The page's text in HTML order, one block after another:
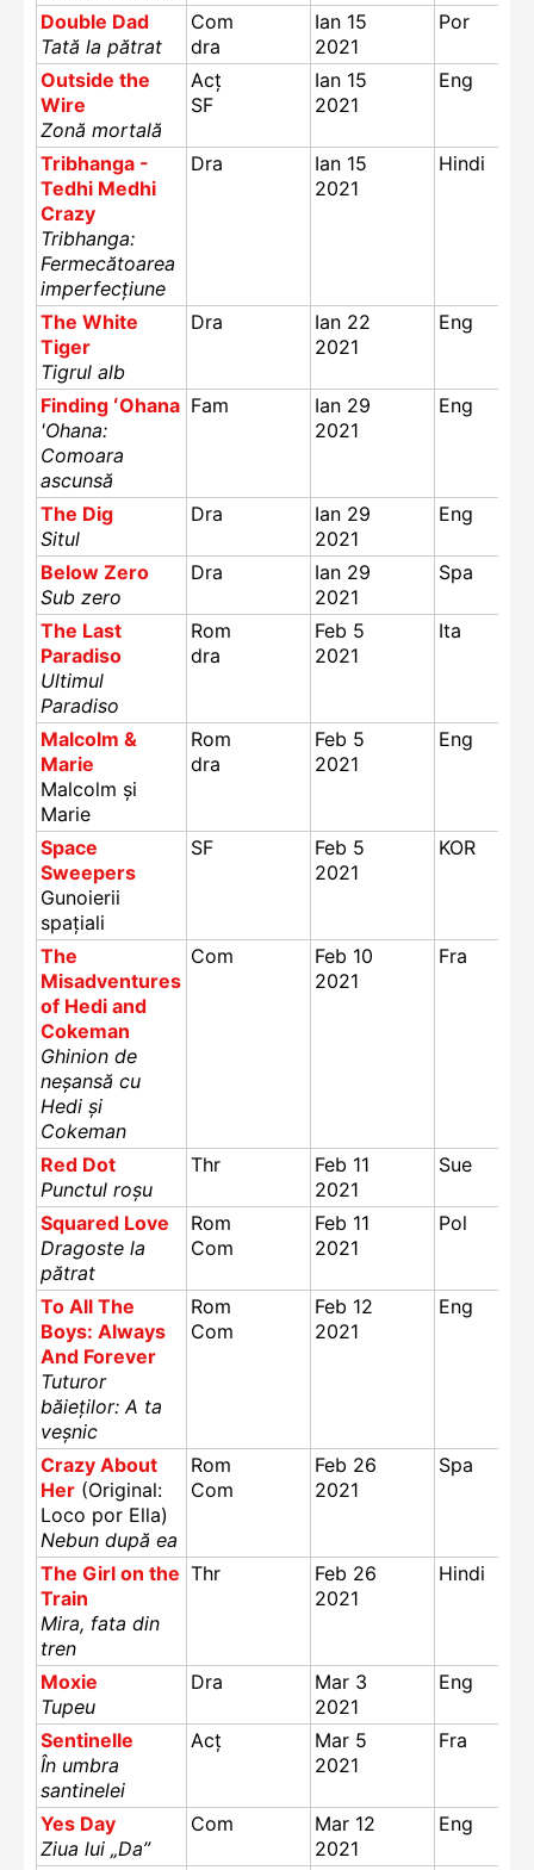
Double Dad
Tată la pătrat
Com
dra
Ian 15
2021
Por
Outside the
Wire
Zonă mortală
Acț
SF
Ian 15
2021
Eng
Tribhanga -
Tedhi Medhi
Crazy
Tribhanga:
Fermecătoarea
imperfecțiune
Dra
Ian 15
2021
Hindi
The White
Tiger
Tigrul alb
Dra
Ian 22
2021
Eng
Finding ʻOhana
'Ohana:
Comoara
ascunsă
Fam
Ian 29
2021
Eng
The Dig
Situl
Dra
Ian 29
2021
Eng
Below Zero
Sub zero
Dra
Ian 29
2021
Spa
The Last
Paradiso
Ultimul
Paradiso
Rom
dra
Feb 5
2021
Ita
Malcolm &
Marie
Malcolm și
Marie
Rom
dra
Feb 5
2021
Eng
Space
Sweepers
Gunoierii
spațiali
SF
Feb 5
2021
KOR
The
Misadventures
of Hedi and
Cokeman
Ghinion de
neșansă cu
Hedi și
Cokeman
Com
Feb 10
2021
Fra
Red Dot
Punctul roșu
Thr
Feb 11
2021
Sue
Squared Love
Dragoste la
pătrat
Rom
Com
Feb 11
2021
Pol
To All The
Boys: Always
And Forever
Tuturor
băieților: A ta
veșnic
Rom
Com
Feb 12
2021
Eng
Crazy About
Her (Original:
Loco por Ella)
Nebun după ea
Rom
Com
Feb 26
2021
Spa
The Girl on the
Train
Mira, fata din
tren
Thr
Feb 26
2021
Hindi
Moxie
Tupeu
Dra
Mar 3
2021
Eng
Sentinelle
În umbra
santinelei
Acț
Mar 5
2021
Fra
Yes Day
Ziua lui „Da”
Com
Mar 12
2021
Eng